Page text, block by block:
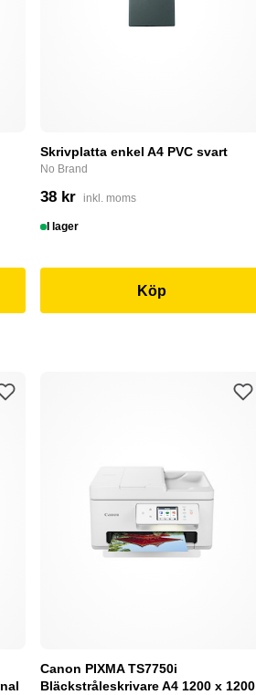
Skrivplatta enkel A4 PVC svart
No Brand
38 kr inkl. moms
I lager
Köp
Canon PIXMA TS7750i
Bläckstråleskrivare A4 1200 x 1200